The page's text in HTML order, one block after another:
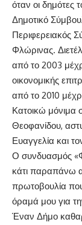
όταν οι
Δημοτικό
Περιφερειακός
Φλώρινας.
από το 2003
οικονομικής
από το 2010
Κατοικώ μόνιμα
Θεοφανίδου,
Ευαγγελία και
Ο συνδυασμός
κάτι παραπάνω
πρωτοβουλία
όραμά μου για
Έναν Δήμο